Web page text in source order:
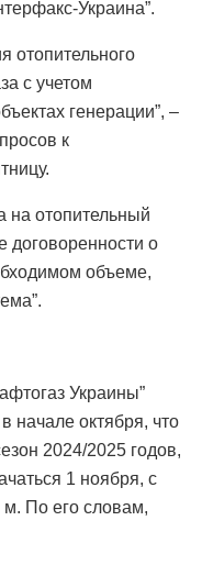
Украина”.
отопительного
с учетом
генерации”, –
к
на отопительный
договоренности о
объеме,
Украины”
начале октября, что
2024/2025 годов,
1 ноября, с
По его словам,